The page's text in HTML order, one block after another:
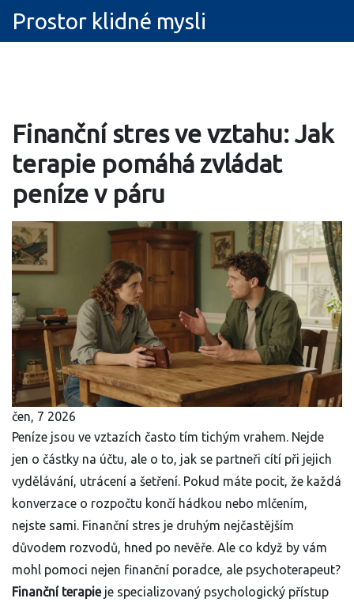
Prostor klidné mysli
Finanční stres ve vztahu: Jak
terapie pomáhá zvládat
peníze v páru
čen, 7 2026
Peníze jsou ve vztazích často tím tichým vrahem. Nejde
jen o částky na účtu, ale o to, jak se partneři cítí při jejich
vydělávání, utrácení a šetření. Pokud máte pocit, že každá
konverzace o rozpočtu končí hádkou nebo mlčením,
nejste sami. Finanční stres je druhým nejčastějším
důvodem rozvodů, hned po nevěře. Ale co když by vám
mohl pomoci nejen finanční poradce, ale psychoterapeut?
Finanční terapieje specializovaný psychologický přístup